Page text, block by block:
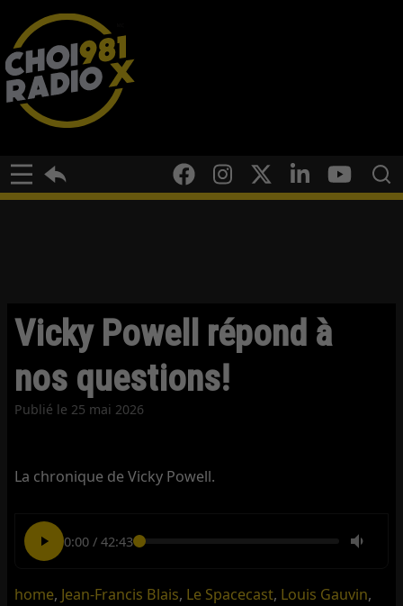
Vicky Powell répond à
nos questions!
Publié le 25 mai 2026
La chronique de Vicky Powell.
0:00/ 42:43
home, Jean-Francis Blais, Le Spacecast, Louis Gauvin,